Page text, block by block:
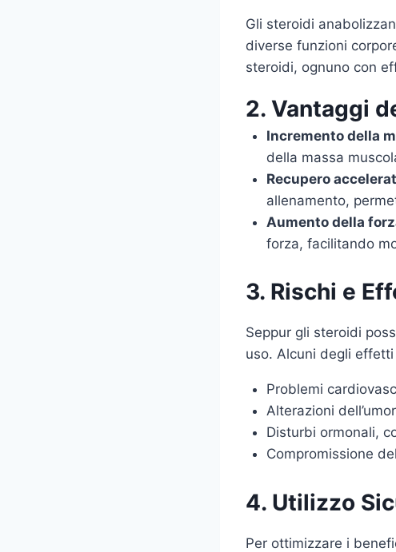
Gli steroidi
diverse funzioni
steroidi, ognuno con
2. Vantaggi
Incremento della
della massa
Recupero
allenamento,
Aumento della
forza, facilitando
3. Rischi e
Seppur gli steroidi
uso. Alcuni degli
Problemi
Alterazioni
Disturbi ormonali,
Compromissione
4. Utilizzo
Per ottimizzare i